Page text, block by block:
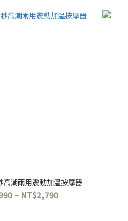
高潮兩用震動加溫按摩器
~ NT$2,790